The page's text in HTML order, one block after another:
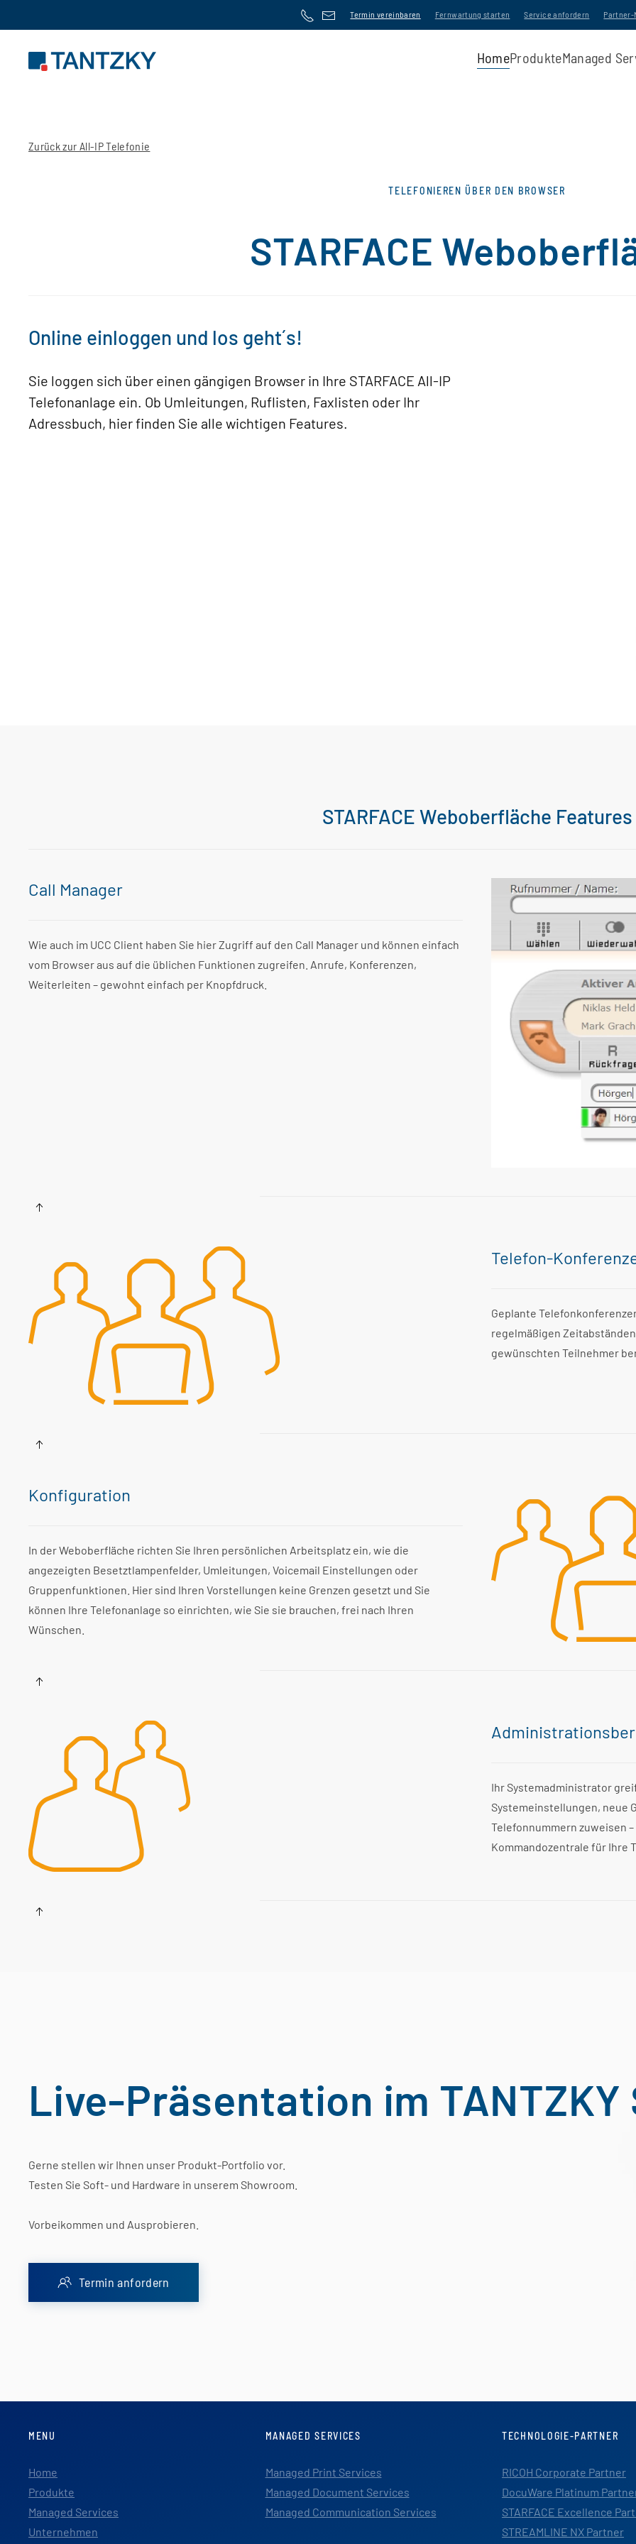
Zum Hauptinhalt springen
Termin vereinbaren Fernwartung starten Service anfordern Partner-
HomeProdukteManaged
Zurück zur All-IP Telefonie
TELEFONIEREN ÜBER DEN BROWSER
STARFACE
Online einloggen und los geht´s!
Sie loggen sich über einen gängigen Browser in Ihre STARFACE All-IP
Telefonanlage ein. Ob Umleitungen, Ruflisten, Faxlisten oder Ihr
Adressbuch, hier finden Sie alle wichtigen Features.
STARFACE Weboberfläche Features
Call Manager
Wie auch im UCC Client haben Sie hier Zugriff auf den Call Manager und können einfach
vom Browser aus auf die üblichen Funktionen zugreifen. Anrufe, Konferenzen,
Weiterleiten – gewohnt einfach per Knopfdruck.
Telefon-
Geplante
regelmäßigen
gewünschten Teilnehmer
Konfiguration
In der Weboberfläche richten Sie Ihren persönlichen Arbeitsplatz ein, wie die
angezeigten Besetztlampenfelder, Umleitungen, Voicemail Einstellungen oder
Gruppenfunktionen. Hier sind Ihren Vorstellungen keine Grenzen gesetzt und Sie
können Ihre Telefonanlage so einrichten, wie Sie sie brauchen, frei nach Ihren
Wünschen.
Ihr Systemadministrator
Systemeinstellungen, neue
Telefonnummern zuweisen
Kommandozentrale für Ihre
Live-Präsentation im
Gerne stellen wir Ihnen unser Produkt-Portfolio vor.
Testen Sie Soft- und Hardware in unserem Showroom.
Vorbeikommen und Ausprobieren.
Termin anfordern
MENU
Home
Produkte
Managed Services
Unternehmen
MANAGED SERVICES
Managed Print Services
Managed Document Services
Managed Communication Services
TECHNOLOGIE-PARTNER
RICOH Corporate Partner
DocuWare Platinum
STARFACE Excellence
STREAMLINE NX Partner